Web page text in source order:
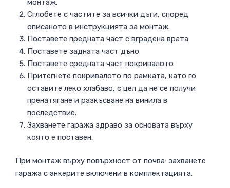
Сглобете с частите за всички дъги, според
описаното в инструкцията за монтаж.
Поставете предната част с вградена врата
Поставете задната част дъно
Поставете средната част покривалото
Притегнете покривалото по рамката, като го
оставите леко хлабаво, с цел да не се получи
пренатягане и разкъсване на винила в
последствие.
Захванете гаража здраво за основата върху
която е поставен.
При монтаж върху повърхност от почва: захванете
гаража с анкерите включени в комплектацията.